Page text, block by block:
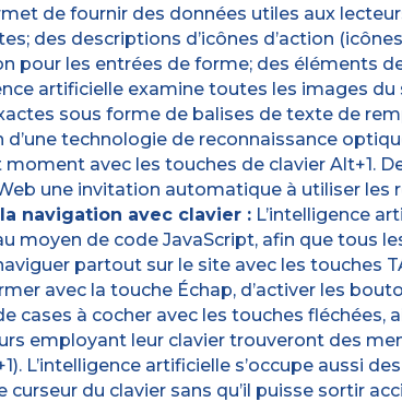
de fournir des données utiles aux
des descriptions d’icônes d’action
pour les entrées de forme; des éléments
artificielle examine toutes les images
sous forme de balises de texte de
d’une technologie de reconnaissance
avec les touches de clavier Alt+1.
une invitation automatique à utiliser les
navigation avec clavier :L’intelligence
moyen de code JavaScript, afin que tous
partout sur le site avec les touches
avec la touche Échap, d’activer les
cases à cocher avec les touches fléchées,
employant leur clavier trouveront des
L’intelligence artificielle s’occupe aussi
du clavier sans qu’il puisse sortir